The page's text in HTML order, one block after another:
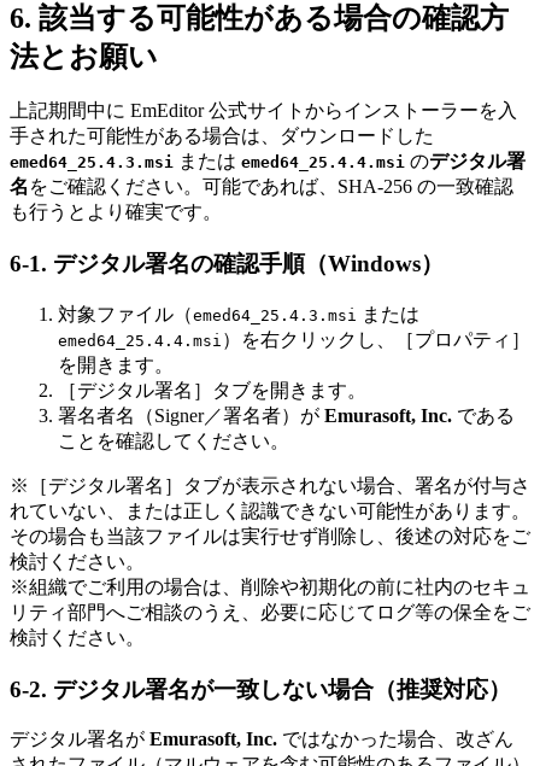
6. 該当する可能性がある場合の確認方
法とお願い
上記期間中に EmEditor 公式サイトからインストーラーを入
手された可能性がある場合は、ダウンロードした
emed64_25.4.3.msi または emed64_25.4.4.msi のデジタル署
名 をご確認ください。可能であれば、SHA-256 の一致確認
も行うとより確実です。
6-1. デジタル署名の確認手順（Windows）
対象ファイル（emed64_25.4.3.msi または
emed64_25.4.4.msi ）を右クリックし、［プロパティ］
を開きます。
［デジタル署名］タブを開きます。
署名者名（Signer／署名者）が Emurasoft, Inc. である
ことを確認してください。
※［デジタル署名］タブが表示されない場合、署名が付与さ
れていない、または正しく認識できない可能性があります。
その場合も当該ファイルは実行せず削除し、後述の対応をご
検討ください。
※組織でご利用の場合は、削除や初期化の前に社内のセキュ
リティ部門へご相談のうえ、必要に応じてログ等の保全をご
検討ください。
6-2. デジタル署名が一致しない場合（推奨対応）
デジタル署名が Emurasoft, Inc. ではなかった場合、改ざん